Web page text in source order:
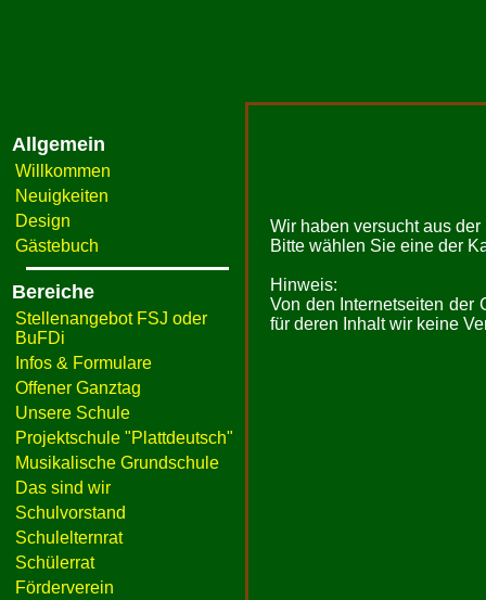
Allgemein
Willkommen
Neuigkeiten
Design
Gästebuch
Bereiche
Stellenangebot FSJ oder
BuFDi
Infos & Formulare
Offener Ganztag
Unsere Schule
Projektschule "Plattdeutsch"
Musikalische Grundschule
Das sind wir
Schulvorstand
Schulelternrat
Schülerrat
Förderverein
Wir haben versucht aus
Bitte wählen Sie eine der
Hinweis:
Von den Internetseiten der
für deren Inhalt wir keine